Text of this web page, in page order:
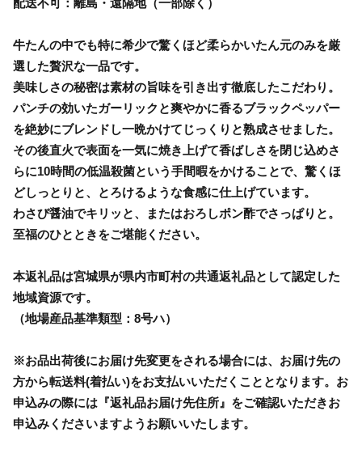
牛たんの中でも特に希少で驚くほど柔らかいたん元のみを厳
選した贅沢な一品です。
美味しさの秘密は素材の旨味を引き出す徹底したこだわり。
パンチの効いたガーリックと爽やかに香るブラックペッパー
を絶妙にブレンドし一晩かけてじっくりと熟成させました。
その後直火で表面を一気に焼き上げて香ばしさを閉じ込めさ
らに10時間の低温殺菌という手間暇をかけることで、驚くほ
どしっとりと、とろけるような食感に仕上げています。
わさび醤油でキリッと、またはおろしポン酢でさっぱりと。
至福のひとときをご堪能ください。
本返礼品は宮城県が県内市町村の共通返礼品として認定した
地域資源です。
（地場産品基準類型：8号ハ）
※お品出荷後にお届け先変更をされる場合には、お届け先の
方から転送料(着払い)をお支払いいただくこととなります。お
申込みの際には『返礼品お届け先住所』をご確認いただきお
申込みくださいますようお願いいたします。